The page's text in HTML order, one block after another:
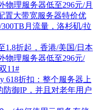
物理服务器低至296元/月
置大带宽服务器特价优
300TB月流量，洛杉矶/拉
1.8折起，香港/美国/日本
物理服务器低至296元/
11#
618折扣：整个服务器上
御IP，并且对老年用户